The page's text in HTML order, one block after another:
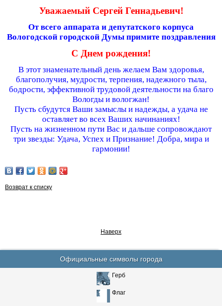
Уважаемый Сергей Геннадьевич!
От всего аппарата и депутатского корпуса
Вологодской городской Думы примите поздравления
С Днем рождения!
В этот знаменательный день желаем Вам здоровья,
благополучия, мудрости, терпения, надежного тыла,
бодрости, эффективной трудовой деятельности на благо
Вологды и вологжан!
Пусть сбудутся Ваши замыслы и надежды, а удача не
оставляет во всех Ваших начинаниях!
Пусть на жизненном пути Вас и дальше сопровождают
три звезды: Удача, Успех и Признание! Добра, мира и
гармонии!
Возврат к списку
Наверх
Официальные символы города
Герб
Флаг